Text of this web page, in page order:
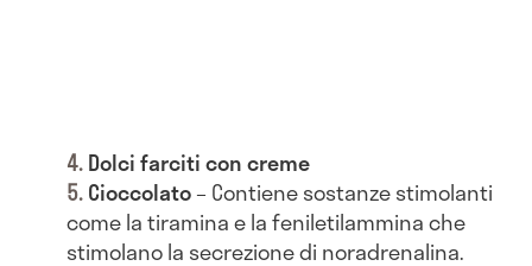
Dolci farciti con creme
Cioccolato– Contiene sostanze stimolanti
come la tiramina e la feniletilammina che
stimolano la secrezione di noradrenalina.